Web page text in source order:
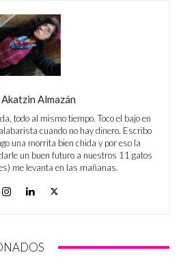
Almazán
todo al mismo tiempo. Toco el bajo en
cuando no hay dinero. Escribo
una morrita bien chida y por eso la
un buen futuro a nuestros 11 gatos
me levanta en las mañanas.